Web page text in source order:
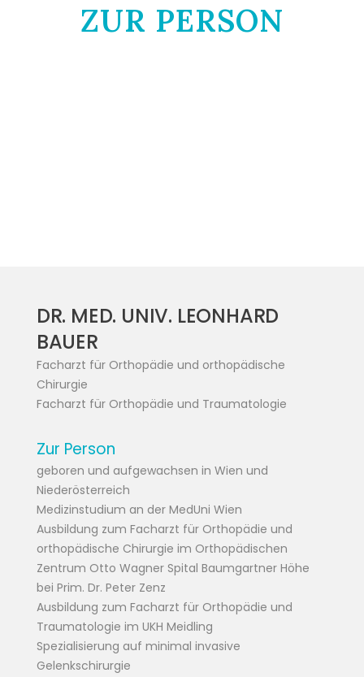
ZUR PERSON
DR. MED. UNIV. LEONHARD
BAUER
Facharzt für Orthopädie und orthopädische
Chirurgie
Facharzt für Orthopädie und Traumatologie
Zur Person
geboren und aufgewachsen in Wien und
Niederösterreich
Medizinstudium an der MedUni Wien
Ausbildung zum Facharzt für Orthopädie und
orthopädische Chirurgie im Orthopädischen
Zentrum Otto Wagner Spital Baumgartner Höhe
bei Prim. Dr. Peter Zenz
Ausbildung zum Facharzt für Orthopädie und
Traumatologie im UKH Meidling
Spezialisierung auf minimal invasive
Gelenkschirurgie